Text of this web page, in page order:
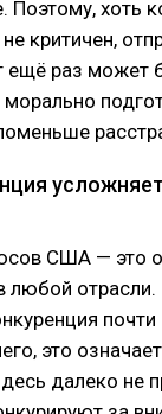
Поэтому, хоть
критичен,
ещё раз может
США — это
любой
почти
это
далеко не